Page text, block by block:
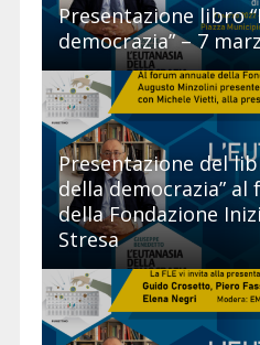
Presentazione libro
democrazia” – 7
Presentazione del
della democrazia”
della Fondazione
Stresa